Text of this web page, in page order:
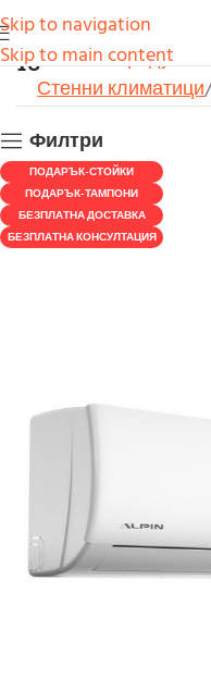
Skip to navigation
Skip to main content
18Начало Продукти
Стенни климатици
Филтри
ПОДАРЪК-СТОЙКИ
ПОДАРЪК-ТАМПОНИ
БЕЗПЛАТНА ДОСТАВКА
БЕЗПЛАТНА КОНСУЛТАЦИЯ